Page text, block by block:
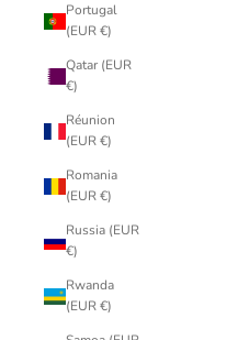
Portugal
(EUR €)
Qatar (EUR
€)
Réunion
(EUR €)
Romania
(EUR €)
Russia (EUR
€)
Rwanda
(EUR €)